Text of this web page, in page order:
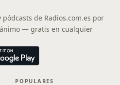
de Radios.com.es por
— gratis en cualquier
POPULARES